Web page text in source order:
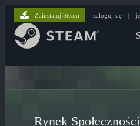
Zainstaluj Steam zaloguj się |
Rynek